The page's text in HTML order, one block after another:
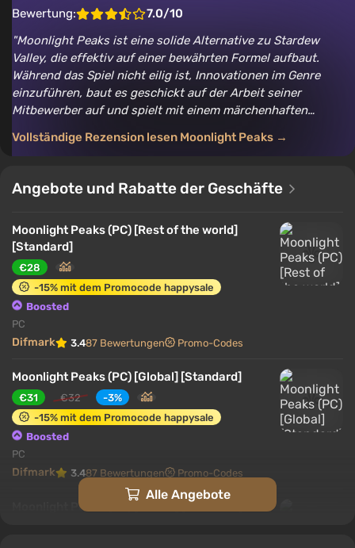
Möglichkeiten der vampirischen Natur entdeckt
sieben Familien verbunden sind, von denen jede ihre
eigene Geschichte hat.
Neben magischen Aktivitäten bietet das Spiel die
Möglichkeit, Beziehungen zu den Stadtbewohnern
aufzubauen, Freunde zu finden und romantische
Linien mit Dutzenden von Charakteren zu erkunden.
Unter Rätseln, alten Ritualen und nächtlichen
Abenteuern entfaltet sich allmählich die Geschichte
eines Ortes, an dem selbst Unsterblichkeit eine neue
Bedeutung erlangen kann. Das Wichtigste ist, an die
alte Vampirtradition zu denken und rechtzeitig in den
Sarg zurückzukehren, bevor die Morgendämmerung
anbricht.
Bewertung:
7.0/10
Moonlight Peaks ist eine solide Alternative zu Stardew
Valley, die effektiv auf einer bewährten Formel aufbaut.
Während das Spiel nicht eilig ist, Innovationen im Genre
einzuführen, baut es geschickt auf der Arbeit seiner
Mitbewerber auf und spielt mit einem märchenhaften
soziale Farming-Sims mag.
Vollständige Rezension lesen Moonlight Peaks →
Angebote und Rabatte der Geschäfte
Moonlight Peaks (PC) [Rest of the world]
[Standard]
€28
-15% mit dem Promocode happysale
Boosted
PC
Difmark 3.487 Bewertungen Promo-Codes
Moonlight Peaks (PC) [Global] [Standard]
€31 €32
-3%
-15% mit dem Promocode happysale
Boosted
PC
Difmark 3.487 Bewertungen Promo-Codes
Moonlight Peaks (PC) [Latam] [Standard]
Alle Angebote